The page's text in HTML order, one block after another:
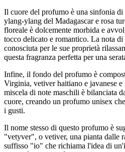
Il cuore del profumo è una sinfonia
ylang-ylang del Madagascar e rosa
floreale è dolcemente morbida e
tocco delicato e romantico. La nota
conosciuta per le sue proprietà
questa fragranza perfetta per una
Infine, il fondo del profumo è
Virginia, vetiver haitiano e javanese e
miscela di note maschili è bilanciata
cuore, creando un profumo unisex
i gusti.
Il nome stesso di questo profumo è
"vetyver", o vetiver, una pianta dalle
suffisso "io" che richiama l'idea di